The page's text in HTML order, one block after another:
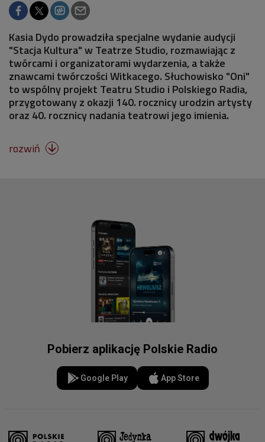
Kasia Dydo prowadziła specjalne wydanie audycji
"Stacja Kultura" w Teatrze Studio, rozmawiając z
twórcami i organizatorami wydarzenia, a także
znawcami twórczości Witkacego. Słuchowisko "Oni"
to wspólny projekt Teatru Studio i Polskiego Radia,
przygotowany z okazji 140. rocznicy urodzin artysty
oraz 40. rocznicy nadania teatrowi jego imienia.
rozwiń 
Pobierz aplikację Polskie Radio
Google Play App Store